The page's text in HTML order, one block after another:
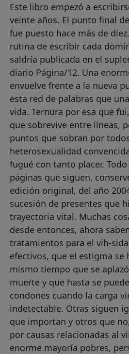
Este libro empezó a
veinte años. El punto final
fue puesto hace más de
rutina de escribir cada
saldría publicada en el
diario Página/12. Una
envuelve frente a la nueva
esta red de palabras que
vida. Ternura por esa que
que sobrevive entre líneas,
puntos que sobran por
heterosexualidad
fugué con tanto placer.
páginas que siguen,
edición original, del año
sucesión de presentes que
trayectoria vital. Muchas
desde entonces, ahora
tratamientos para el vih-
efectivos, que el estigma se
mismo tiempo que se
muerte y que hasta se
condones cuando la carga
indetectable. Otras siguen
que importan y otros que
por causas relacionadas al
enorme mayoría pobres,